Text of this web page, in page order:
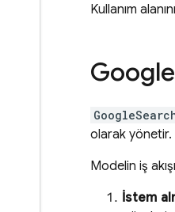
Kullanım
olarak yönetir.
Modelin iş
İstem